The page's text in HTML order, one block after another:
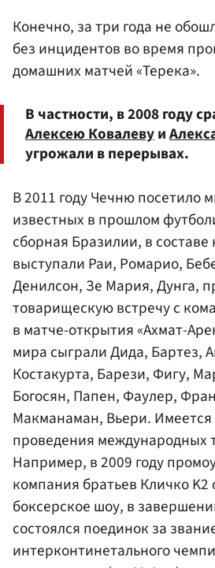
Конечно, за три года не
без инцидентов во время
домашних матчей «Терека».
В частности, в 2008 году
Алексею Ковалевуи
угрожали в перерывах.
В 2011 году Чечню посетило
известных в прошлом
сборная Бразилии, в составе
выступали Раи, Ромарио,
Денилсон, Зе Мария, Дунга,
товарищескую встречу с
в матче-открытия «Ахмат-
мира сыграли Дида, Бартез,
Костакурта, Барези, Фигу,
Богосян, Папен, Фаулер,
Макманаман, Вьери.
проведения международных
Например, в 2009 году
компания братьев Кличко K2
боксерское шоу, в
состоялся поединок за
интерконтинетального